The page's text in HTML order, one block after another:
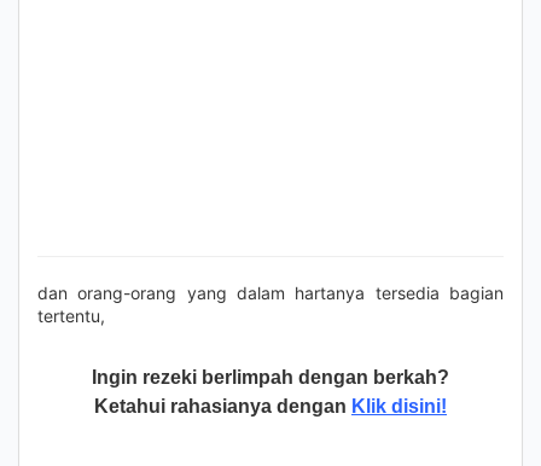
dan orang-orang yang dalam hartanya tersedia bagian
tertentu,
Ingin rezeki berlimpah dengan berkah?
Ketahui rahasianya dengan Klik disini!